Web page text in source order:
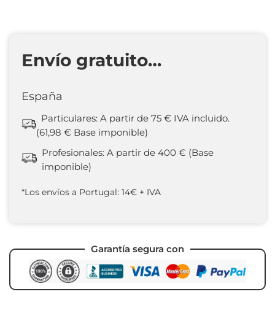
Envío gratuito…
España
Particulares: A partir de 75 € IVA incluido.
(61,98 € Base imponible)
Profesionales: A partir de 400 € (Base
imponible)
*Los envíos a Portugal: 14€ + IVA
Garantía segura con